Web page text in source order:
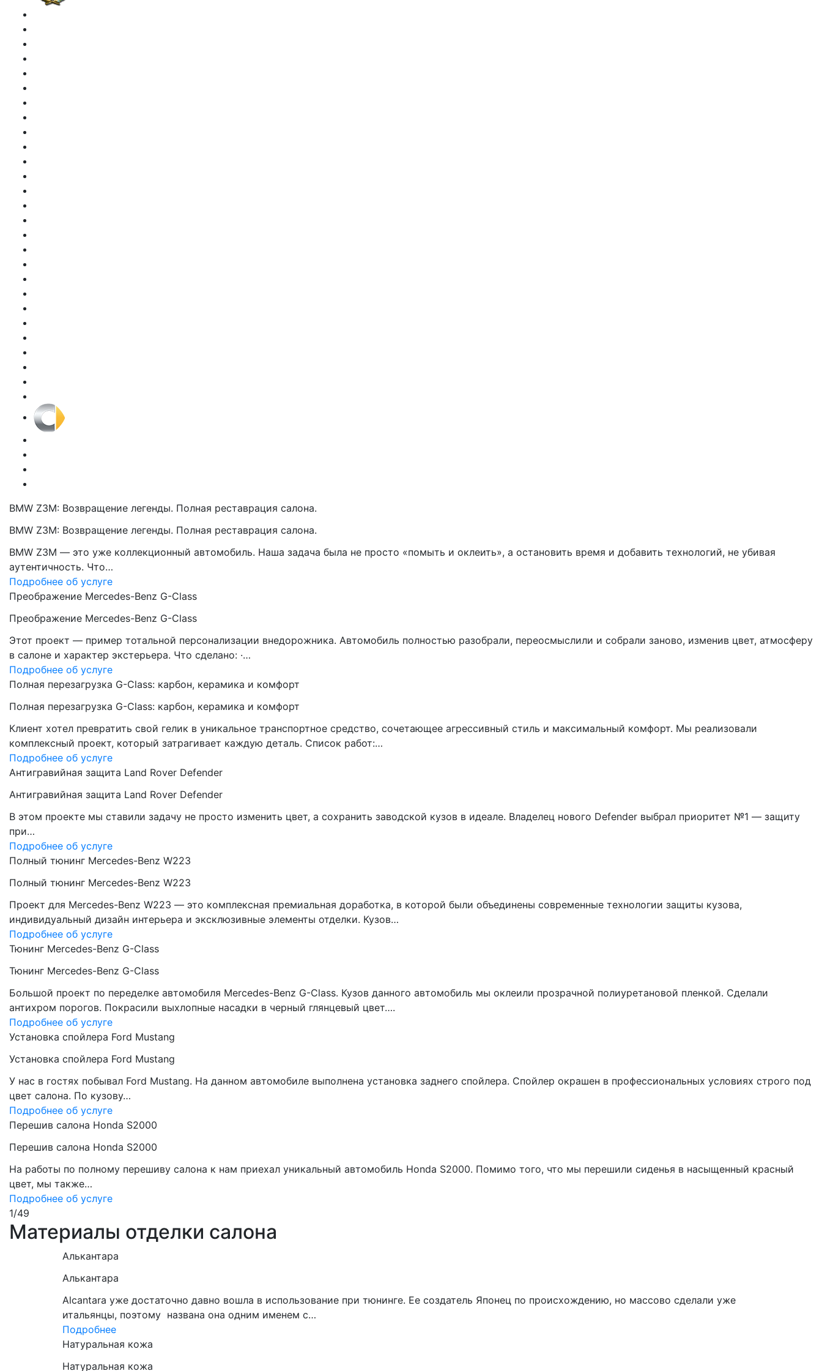
BMW Z3M: Возвращение легенды. Полная реставрация салона.
BMW Z3M: Возвращение легенды. Полная реставрация салона.
BMW Z3M — это уже коллекционный автомобиль. Наша задача была не просто «помыть и оклеить», а остановить время и добавить технологий, не убивая
аутентичность. Что…
Подробнее об услуге
Преображение Mercedes-Benz G-Class
Преображение Mercedes-Benz G-Class
Этот проект — пример тотальной персонализации внедорожника. Автомобиль полностью разобрали, переосмыслили и собрали заново, изменив цвет, атмосферу
в салоне и характер экстерьера. Что сделано: ·…
Подробнее об услуге
Полная перезагрузка G-Class: карбон, керамика и комфорт
Полная перезагрузка G-Class: карбон, керамика и комфорт
Клиент хотел превратить свой гелик в уникальное транспортное средство, сочетающее агрессивный стиль и максимальный комфорт. Мы реализовали
комплексный проект, который затрагивает каждую деталь. Список работ:…
Подробнее об услуге
Антигравийная защита Land Rover Defender
Антигравийная защита Land Rover Defender
В этом проекте мы ставили задачу не просто изменить цвет, а сохранить заводской кузов в идеале. Владелец нового Defender выбрал приоритет №1 — защиту
при…
Подробнее об услуге
Полный тюнинг Mercedes-Benz W223
Полный тюнинг Mercedes-Benz W223
Проект для Mercedes-Benz W223 — это комплексная премиальная доработка, в которой были объединены современные технологии защиты кузова,
индивидуальный дизайн интерьера и эксклюзивные элементы отделки. Кузов…
Подробнее об услуге
Тюнинг Mercedes-Benz G-Class
Тюнинг Mercedes-Benz G-Class
Большой проект по переделке автомобиля Mercedes-Benz G-Class. Кузов данного автомобиль мы оклеили прозрачной полиуретановой пленкой. Сделали
антихром порогов. Покрасили выхлопные насадки в черный глянцевый цвет….
Подробнее об услуге
Установка спойлера Ford Mustang
Установка спойлера Ford Mustang
У нас в гостях побывал Ford Mustang. На данном автомобиле выполнена установка заднего спойлера. Спойлер окрашен в профессиональных условиях строго под
цвет салона. По кузову…
Подробнее об услуге
Перешив салона Honda S2000
Перешив салона Honda S2000
На работы по полному перешиву салона к нам приехал уникальный автомобиль Honda S2000. Помимо того, что мы перешили сиденья в насыщенный красный
цвет, мы также…
Подробнее об услуге
1/49
Материалы отделки салона
Алькантара
Алькантара
Alcantara уже достаточно давно вошла в использование при тюнинге. Ее создатель Японец по происхождению, но массово сделали уже
итальянцы, поэтому названа она одним именем с…
Подробнее
Натуральная кожа
Натуральная кожа